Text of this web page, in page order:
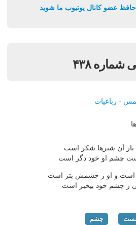
عضو کانال یوتیوب ما شوید
شماره ۴۳۸
- رباعیات
بار آن شترها شکر است
چشم او خود دگر است
و او ز چشمش بتر است
ز چشم خود بیخبر است
چشم